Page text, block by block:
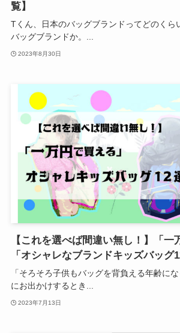
覧】
Tくん、日本のバッグブランドってどのくら
バッグブランドか。...
2023年8月30日
【これを選べば間違い無し！】「一
「オシャレなブランドキッズバッグ
「そろそろ子供もバッグを背負える年齢に
にお出かけするとき...
2023年7月13日